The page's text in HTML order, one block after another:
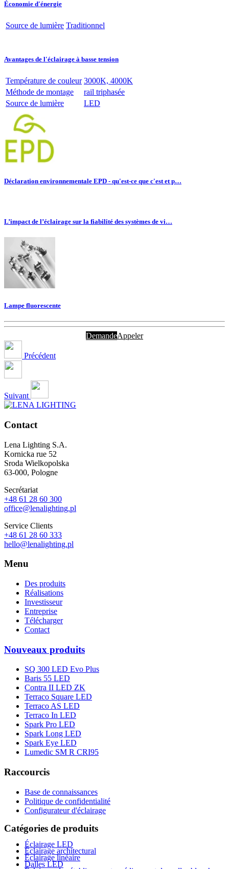
Économie d'énergie
Source de lumière Traditionnel
Avantages de l'éclairage à basse tension
Température de couleur 3000K, 4000K
Méthode de montage
rail triphasée
Source de lumière
LED
Déclaration environnementale EPD - qu'est-ce que c'est et p…
L’impact de l’éclairage sur la fiabilité des systèmes de vi…
Lampe fluorescente
DemandeAppeler
Précédent
Suivant
Contact
Lena Lighting S.A.
Kornicka rue 52
Sroda Wielkopolska
63-000, Pologne
Secrétariat
+48 61 28 60 300
office@lenalighting.pl
Service Clients
+48 61 28 60 333
hello@lenalighting.pl
Menu
Des produits
Réalisations
Investisseur
Entreprise
Télécharger
Contact
Nouveaux produits
SQ 300 LED Evo Plus
Baris 55 LED
Contra II LED ZK
Terraco Square LED
Terraco AS LED
Terraco In LED
Spark Pro LED
Spark Long LED
Spark Eye LED
Lumedic SM R CRI95
Raccourcis
Base de connaissances
Politique de confidentialité
Configurateur d'éclairage
Catégories de produits
Éclairage LED
Éclairage architectural
Éclairage linéaire
Dalles LED